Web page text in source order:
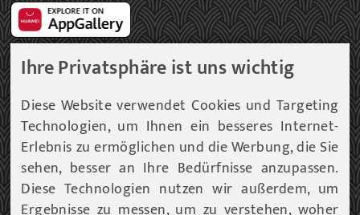
Ihre Privatsphäre ist uns wichtig
Diese Website verwendet Cookies und Targeting
Technologien, um Ihnen ein besseres Internet-
Erlebnis zu ermöglichen und die Werbung, die Sie
sehen, besser an Ihre Bedürfnisse anzupassen.
Diese Technologien nutzen wir außerdem, um
Ergebnisse zu messen, um zu verstehen, woher
Gemeinde Newsletter
Immer am aktuellsten Informationsstand!
Unser Infoservice liefert Ihnen, in periodischen
Abständen, Informationen rund um die Gemeinde
Fohnsdorf.